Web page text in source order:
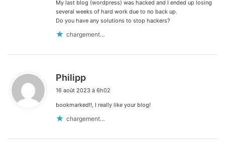
My last blog (wordpress) was hacked and I ended up losing
several weeks of hard work due to no back up.
Do you have any solutions to stop hackers?
chargement…
Philipp
t
16 août 2023 à 6h02
bookmarked!!, I really like your blog!
chargement…